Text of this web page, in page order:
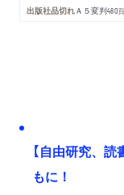
出版社品切れＡ５変判480頁
【自由研究、
もに！